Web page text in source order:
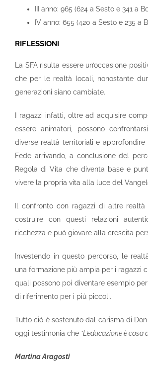
III anno: 965 (624 a Sesto e 341 a
IV anno: 655 (420 a Sesto e 235 a
RIFLESSIONI
La SFA risulta essere un’occasione
che per le realtà locali, nonostante
generazioni siano cambiate.
I ragazzi infatti, oltre ad acquisire
essere animatori, possono
diverse realtà territoriali e
Fede arrivando, a conclusione del
Regola di Vita che diventa base e
vivere la propria vita alla luce del
Il confronto con ragazzi di altre
costruire con questi relazioni
ricchezza e può giovare alla crescita
Investendo in questo percorso, le
una formazione più ampia per i ragazzi
quali possono poi diventare esempio
di riferimento per i più piccoli.
Tutto ciò è sostenuto dal carisma di
oggi testimonia che “L’educazione è cosa
Martina Aragosti